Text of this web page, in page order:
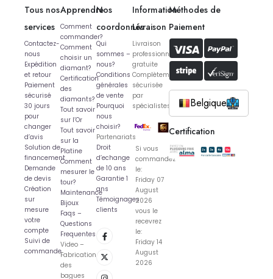
Tous nos
services
Contactez-
nous
Expédition
et retour
Paiement
sécurisé
30 jours
pour
changer
d’avis
Solution de
financement
Demande
de devis
Création
sur
mesure
votre
compte
Suivi de
commande
Apprendre
Comment
commander?
Comment
choisir un
diamant?
Certification
des
diamants?
Tout savoir
sur l’Or
Tout savoir
sur la
Platine
Comment
mesurer le
tour?
Maintenance
Bijoux
Faqs –
Questions
Frequentes
Video –
Fabrication
des
bagues
Nos
coordonnés
Qui
sommes –
nous?
Conditions
générales
de vente
Pourquoi
nous
choisir?
Partenariats
Droit
d’echange
de 10 ans
Garantie 1
ans
Témoignages
clients
Information
Livraison
Livraison
professionnelle
gratuite
Complètement
sécurisée
par
spécialistes
Si vous
commandez
le:
Friday 07
August
2026
vous le
recevrez
le:
Friday 14
August
2026
Méthodes de
Paiement
Belgique
Certification